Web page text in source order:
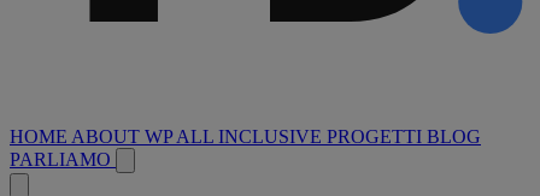
HOME ABOUT WP ALL INCLUSIVE PROGETTI BLOG
PARLIAMO